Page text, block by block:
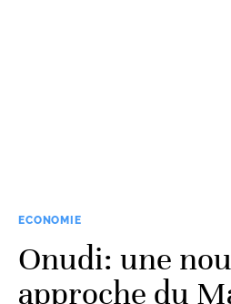
ECONOMIE
Onudi: une
approche du